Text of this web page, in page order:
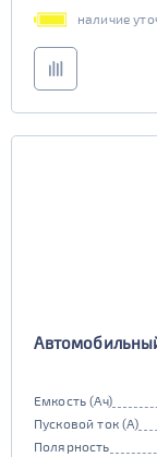
наличие
Автомобильный
Емкость (Ач)
Пусковой ток (А)
Полярность